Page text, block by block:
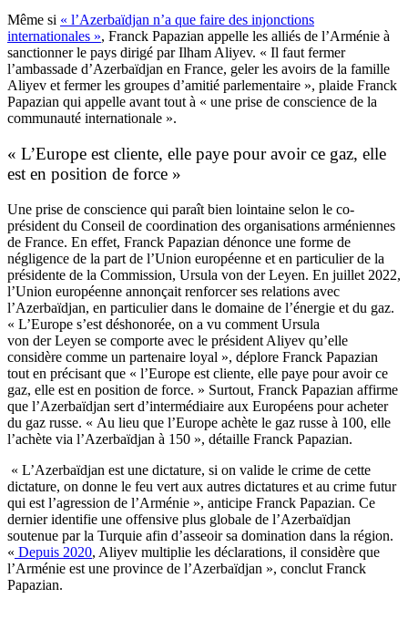
Même si « l’Azerbaïdjan n’a que faire des injonctions
internationales », Franck Papazian appelle les alliés de l’Arménie à
sanctionner le pays dirigé par Ilham Aliyev. « Il faut fermer
l’ambassade d’Azerbaïdjan en France, geler les avoirs de la famille
Aliyev et fermer les groupes d’amitié parlementaire », plaide Franck
Papazian qui appelle avant tout à « une prise de conscience de la
communauté internationale ».
« L’Europe est cliente, elle paye pour avoir ce gaz, elle
est en position de force »
Une prise de conscience qui paraît bien lointaine selon le co-
président du Conseil de coordination des organisations arméniennes
de France. En effet, Franck Papazian dénonce une forme de
négligence de la part de l’Union européenne et en particulier de la
présidente de la Commission, Ursula von der Leyen. En juillet 2022,
l’Union européenne annonçait renforcer ses relations avec
l’Azerbaïdjan, en particulier dans le domaine de l’énergie et du gaz.
« L’Europe s’est déshonorée, on a vu comment Ursula
von der Leyen se comporte avec le président Aliyev qu’elle
considère comme un partenaire loyal », déplore Franck Papazian
tout en précisant que « l’Europe est cliente, elle paye pour avoir ce
gaz, elle est en position de force. » Surtout, Franck Papazian affirme
que l’Azerbaïdjan sert d’intermédiaire aux Européens pour acheter
du gaz russe. « Au lieu que l’Europe achète le gaz russe à 100, elle
l’achète via l’Azerbaïdjan à 150 », détaille Franck Papazian.
« L’Azerbaïdjan est une dictature, si on valide le crime de cette
dictature, on donne le feu vert aux autres dictatures et au crime futur
qui est l’agression de l’Arménie », anticipe Franck Papazian. Ce
dernier identifie une offensive plus globale de l’Azerbaïdjan
soutenue par la Turquie afin d’asseoir sa domination dans la région.
« Depuis 2020, Aliyev multiplie les déclarations, il considère que
l’Arménie est une province de l’Azerbaïdjan », conclut Franck
Papazian.